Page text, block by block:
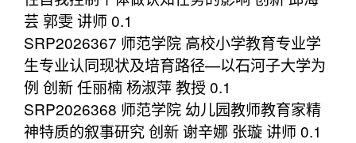
芸 郭雯 讲师 0.1
SRP2026367 师范学院 高校小学教育专业学
生专业认同现状及培育路径—以石河子大学为
例 创新 任丽楠 杨淑萍 教授 0.1
SRP2026368 师范学院 幼儿园教师教育家精
神特质的叙事研究 创新 谢辛娜 张璇 讲师 0.1